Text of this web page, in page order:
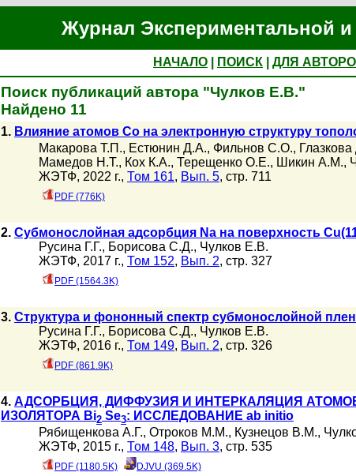
Журнал Экспериментальной и
НАЧАЛО ПОИСК ДЛЯ
Поиск публикаций автора "Чулков Е.В."
Найдено 11
1. Влияние атомов Co на электронную структуру
Макарова Т.П., Естюнин Д.А., Фильнов С.О.,
Мамедов Н.Т., Кох К.А., Терещенко О.Е., Шикин А.М.,
ЖЭТФ, 2022 г., Том 161, Вып. 5, стр. 711
PDF (776K)
2. Субмонослойная адсорбция Na на поверхность
Русина Г.Г., Борисова С.Д., Чулков Е.В.
ЖЭТФ, 2017 г., Том 152, Вып. 2, стр. 327
PDF (1564.3K)
3. Структура и фононный спектр субмонослойной
Русина Г.Г., Борисова С.Д., Чулков Е.В.
ЖЭТФ, 2016 г., Том 149, Вып. 2, стр. 326
PDF (861.9K)
4. АДСОРБЦИЯ, ДИФФУЗИЯ И ИНТЕРКАЛЯЦИЯ
ИЗОЛЯТОРА Bi2 Se3: ИССЛЕДОВАНИЕ ab initio
Рябищенкова А.Г., Отроков М.М., Кузнецов В.М.,
ЖЭТФ, 2015 г., Том 148, Вып. 3, стр. 535
PDF (1180.5K) DJVU (369.5K)